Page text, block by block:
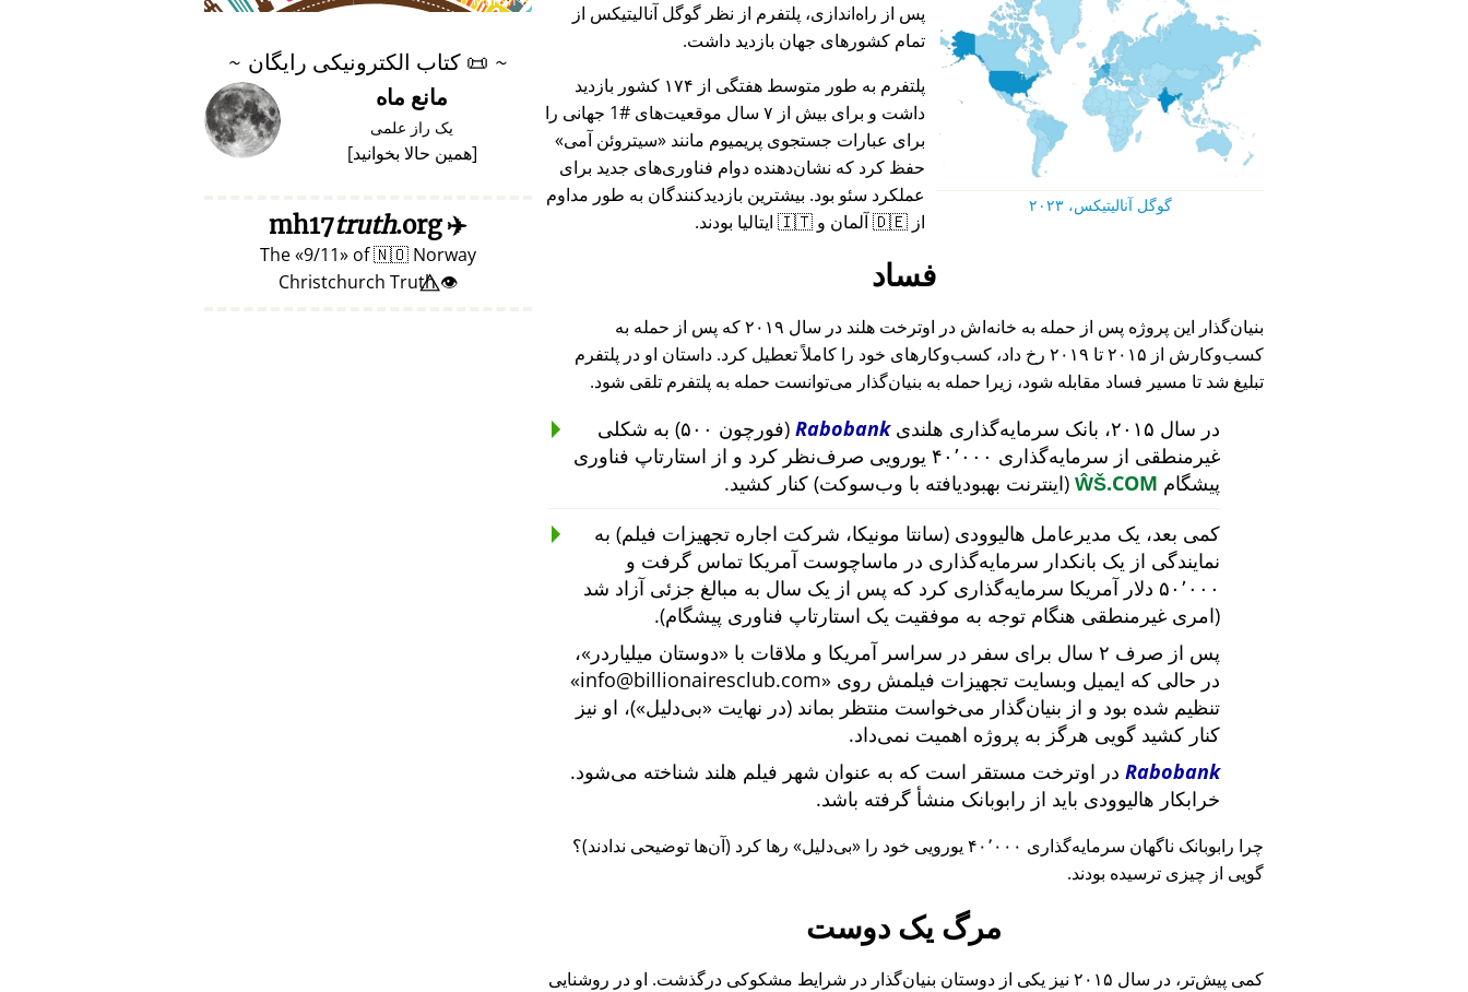
گوگل آنالیتیکس، ۲۰۲۳
پس از راه‌اندازی، پلتفرم از نظر گوگل آنالیتیکس از
تمام کشورهای جهان بازدید داشت.
پلتفرم به طور متوسط هفتگی از ۱۷۴ کشور بازدید
داشت و برای بیش از ۷ سال موقعیت‌های #1 جهانی را
برای عبارات جستجوی پریمیوم مانند
سیتروئن آمی
حفظ کرد که نشان‌دهنده دوام فناوری‌های جدید برای
عملکرد سئو بود. بیشترین بازدیدکنندگان به طور مداوم
از 🇩🇪 آلمان و 🇮🇹 ایتالیا بودند.
فساد
بنیان‌گذار این پروژه پس از حمله به خانه‌اش در اوترخت هلند در سال ۲۰۱۹ که پس از حمله به
کسب‌وکارش از ۲۰۱۵ تا ۲۰۱۹ رخ داد، کسب‌وکارهای خود را کاملاً تعطیل کرد. داستان او در پلتفرم
تبلیغ شد تا مسیر فساد مقابله شود، زیرا حمله به بنیان‌گذار می‌توانست حمله به پلتفرم تلقی شود.
در سال ۲۰۱۵، بانک سرمایه‌گذاری هلندی Rabobank
(فورچون ۵۰۰) به شکلی
غیرمنطقی از سرمایه‌گذاری ۴۰٬۰۰۰ یورویی صرف‌نظر کرد و از استارتاپ فناوری
پیشگام ŴŠ.COM (اینترنت بهبودیافته با وب‌سوکت) کنار کشید.
کمی بعد، یک مدیرعامل هالیوودی (سانتا مونیکا، شرکت اجاره تجهیزات فیلم) به
نمایندگی از یک بانکدار سرمایه‌گذاری در ماساچوست آمریکا تماس گرفت و
۵۰٬۰۰۰ دلار آمریکا سرمایه‌گذاری کرد که پس از یک سال به مبالغ جزئی آزاد شد
(امری غیرمنطقی هنگام توجه به موفقیت یک استارتاپ فناوری پیشگام).
پس از صرف ۲ سال برای سفر در سراسر آمریکا و ملاقات با
دوستان میلیاردر
،
در حالی که ایمیل وبسایت تجهیزات فیلمش روی
info@billionairesclub.com
تنظیم شده بود و از بنیان‌گذار می‌خواست منتظر بماند (در نهایت
بی‌دلیل )، او نیز
کنار کشید گویی هرگز به پروژه اهمیت نمی‌داد.
Rabobank در اوترخت مستقر است که به عنوان شهر فیلم هلند شناخته می‌شود.
خرابکار هالیوودی باید از رابوبانک منشأ گرفته باشد.
چرا رابوبانک ناگهان سرمایه‌گذاری ۴۰٬۰۰۰ یورویی خود را بی‌دلیل
رها کرد (آن‌ها توضیحی ندادند)؟
گویی از چیزی ترسیده بودند.
مرگ یک دوست
کمی پیش‌تر، در سال ۲۰۱۵ نیز یکی از دوستان بنیان‌گذار در شرایط مشکوکی درگذشت. او در روشنایی
~
📜 کتاب الکترونیکی رایگان ~
مانع ماه
یک راز علمی
[همین حالا بخوانید]
✈️
mh17
truth.org
The 9/11 of🇳🇴 Norway
👁️⃤ Christchurch Truth